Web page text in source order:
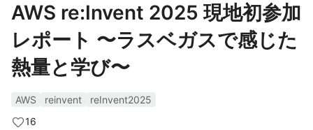
AWS re:Invent 2025 現地初参加
レポート 〜ラスベガスで感じた
熱量と学び〜
AWS reinvent
reInvent2025
16